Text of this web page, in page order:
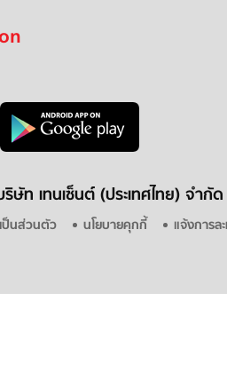
ษัท เทนเซ็นต์ (ประเทศไทย) จำกัด
ป็นส่วนตัว นโยบายคุกกี้ แจ้งการล